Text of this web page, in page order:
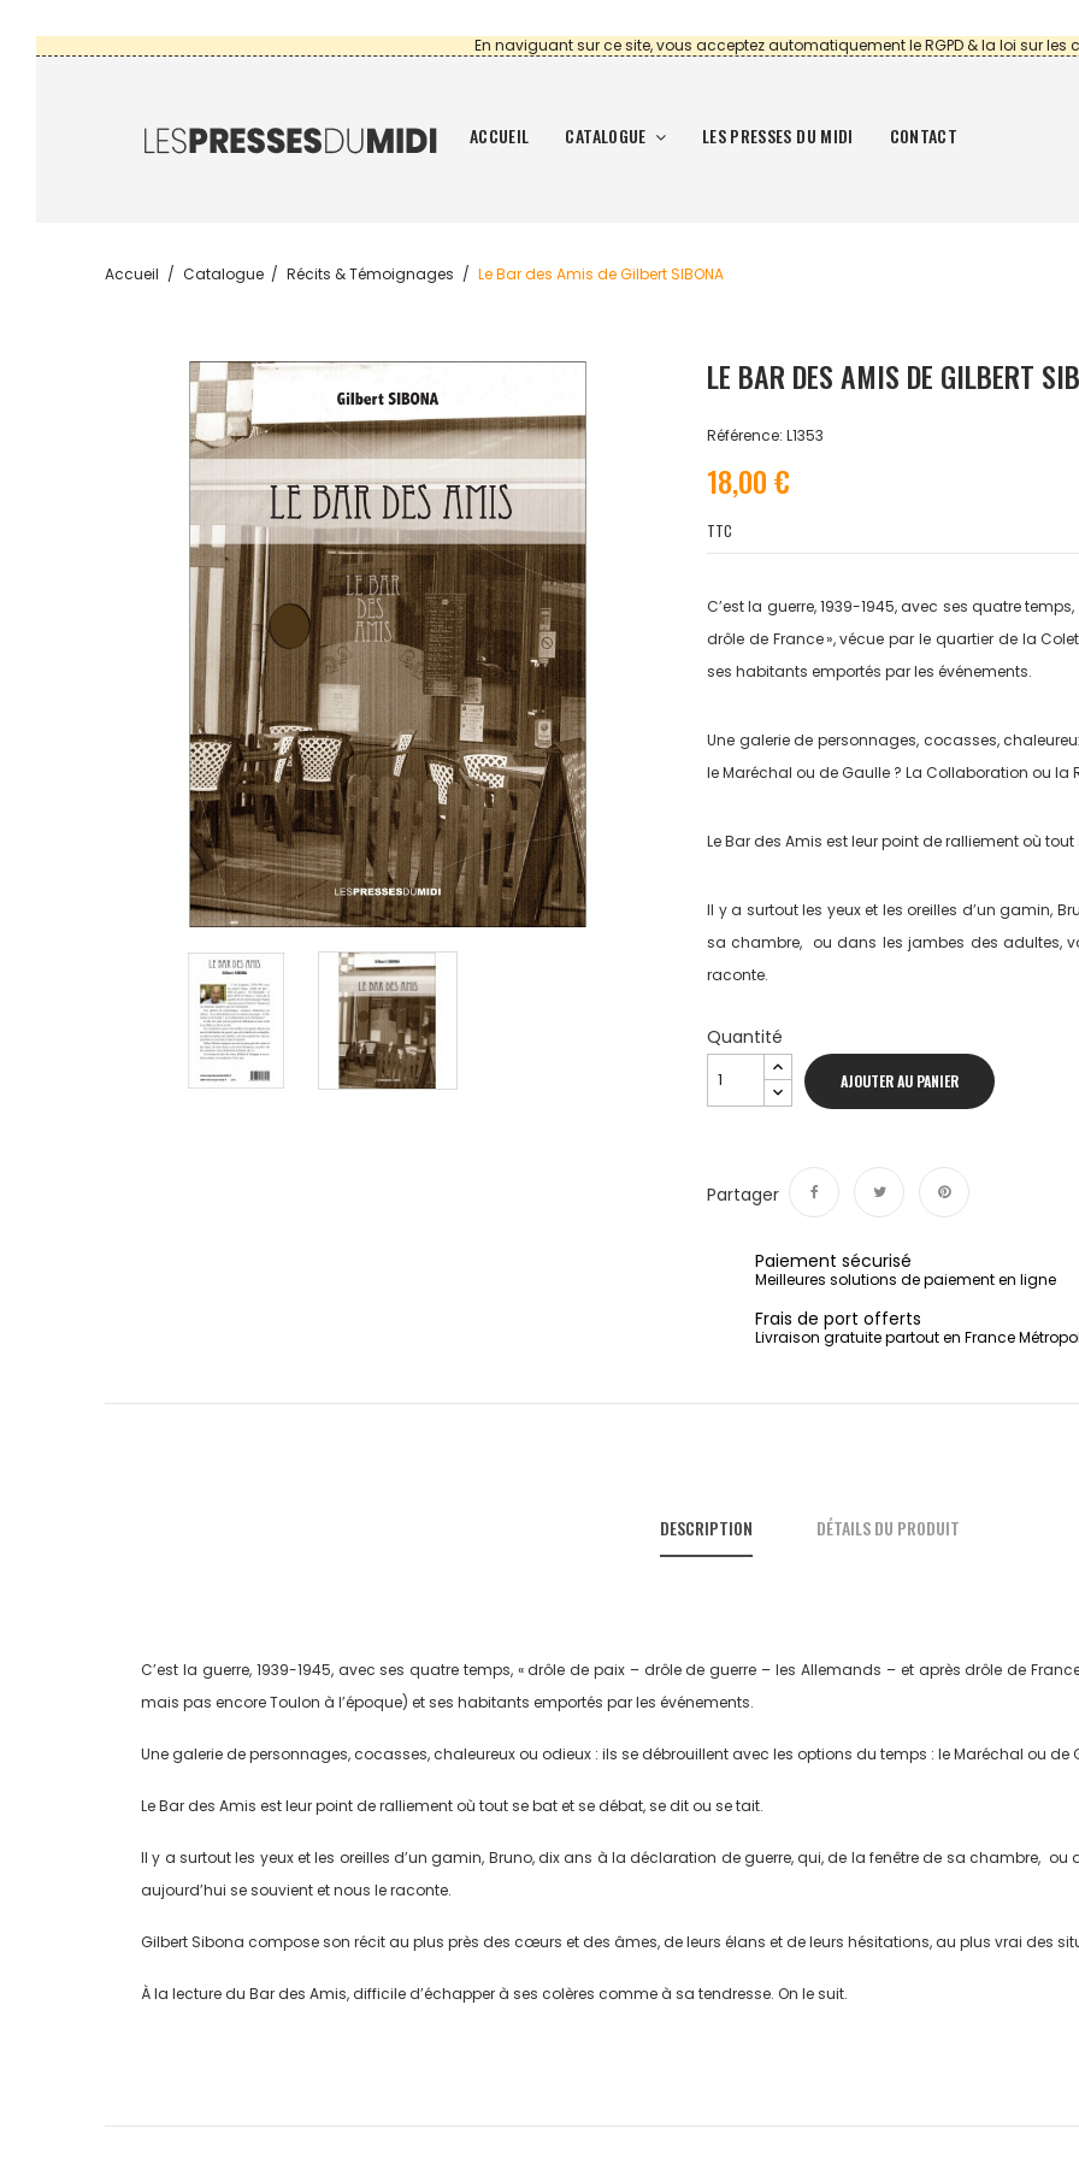
En naviguant sur ce site, vous acceptez automatiquement le RGPD & la loi sur les
ACCUEIL CATALOGUE LES PRESSES DU MIDI CONTACT
Accueil Catalogue Récits & Témoignages Le Bar des Amis de Gilbert SIBONA
LE BAR DES AMIS DE GILBERT
Référence: L1353
18,00 €
TTC
C’est la guerre, 1939-1945, avec ses quatre
drôle de France », vécue par le quartier de la
ses habitants emportés par les événements.
Une galerie de personnages, cocasses,
le Maréchal ou de Gaulle ? La Collaboration ou la
Le Bar des Amis est leur point de ralliement où
Il y a surtout les yeux et les oreilles d’un gamin,
sa chambre, ou dans les jambes des adultes,
raconte.
Quantité
AJOUTER AU PANIER
Partager
Paiement sécurisé
Meilleures solutions de paiement en ligne
Frais de port offerts
Livraison gratuite partout en France
DESCRIPTION DÉTAILS DU PRODUIT
C’est la guerre, 1939-1945, avec ses quatre temps, « drôle de paix – drôle de guerre ­– les Allemands – et après drôle de
mais pas encore Toulon à l’époque) et ses habitants emportés par les événements.
Une galerie de personnages, cocasses, chaleureux ou odieux : ils se débrouillent avec les options du temps : le Maréchal ou de
Le Bar des Amis est leur point de ralliement où tout se bat et se débat, se dit ou se tait.
Il y a surtout les yeux et les oreilles d’un gamin, Bruno, dix ans à la déclaration de guerre, qui, de la fenêtre de sa chambre,
aujourd’hui se souvient et nous le raconte.
Gilbert Sibona compose son récit au plus près des cœurs et des âmes, de leurs élans et de leurs hésitations, au plus vrai des
À la lecture du Bar des Amis, difficile d’échapper à ses colères comme à sa tendresse. On le suit.